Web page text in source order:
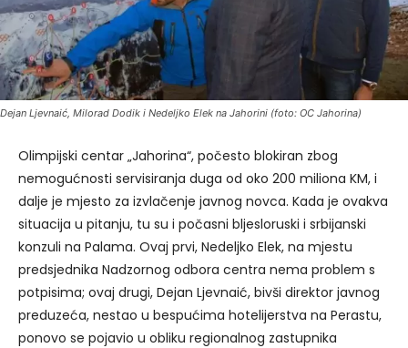
Dejan Ljevnaić, Milorad Dodik i Nedeljko Elek na Jahorini (foto: OC Jahorina)
Olimpijski centar „Jahorina“, počesto blokiran zbog
nemogućnosti servisiranja duga od oko 200 miliona KM, i
dalje je mjesto za izvlačenje javnog novca. Kada je ovakva
situacija u pitanju, tu su i počasni bljesloruski i srbijanski
konzuli na Palama. Ovaj prvi, Nedeljko Elek, na mjestu
predsjednika Nadzornog odbora centra nema problem s
potpisima; ovaj drugi, Dejan Ljevnaić, bivši direktor javnog
preduzeća, nestao u bespućima hotelijerstva na Perastu,
ponovo se pojavio u obliku regionalnog zastupnika